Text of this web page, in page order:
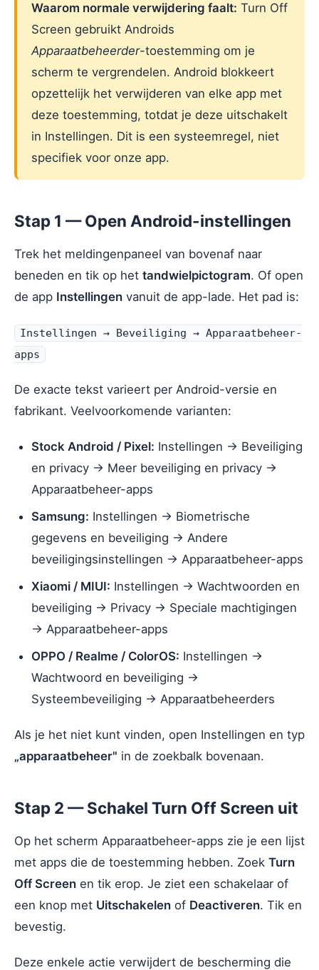
Waarom normale verwijdering faalt: Turn Off
Screen gebruikt Androids
Apparaatbeheerder-toestemming om je
scherm te vergrendelen. Android blokkeert
opzettelijk het verwijderen van elke app met
deze toestemming, totdat je deze uitschakelt
in Instellingen. Dit is een systeemregel, niet
specifiek voor onze app.
Stap 1 — Open Android-instellingen
Trek het meldingenpaneel van bovenaf naar
beneden en tik op het tandwielpictogram. Of open
de app Instellingen vanuit de app-lade. Het pad is:
Instellingen → Beveiliging → Apparaatbeheer-
apps
De exacte tekst varieert per Android-versie en
fabrikant. Veelvoorkomende varianten:
Stock Android / Pixel: Instellingen → Beveiliging
en privacy → Meer beveiliging en privacy →
Apparaatbeheer-apps
Samsung: Instellingen → Biometrische
gegevens en beveiliging → Andere
beveiligingsinstellingen → Apparaatbeheer-apps
Xiaomi / MIUI: Instellingen → Wachtwoorden en
beveiliging → Privacy → Speciale machtigingen
→ Apparaatbeheer-apps
OPPO / Realme / ColorOS: Instellingen →
Wachtwoord en beveiliging →
Systeembeveiliging → Apparaatbeheerders
Als je het niet kunt vinden, open Instellingen en typ
„apparaatbeheer" in de zoekbalk bovenaan.
Stap 2 — Schakel Turn Off Screen uit
Op het scherm Apparaatbeheer-apps zie je een lijst
met apps die de toestemming hebben. Zoek Turn
Off Screen en tik erop. Je ziet een schakelaar of
een knop met Uitschakelen of Deactiveren. Tik en
bevestig.
Deze enkele actie verwijdert de bescherming die